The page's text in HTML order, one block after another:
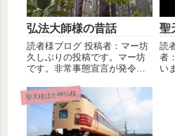
弘法大師様の昔話
読者様ブログ 投稿者：マー坊
久しぶりの投稿です。マー坊
です。非常事態宣言が発令さ
ける為...
聖
読
者
い
聖天様ほか神仏様